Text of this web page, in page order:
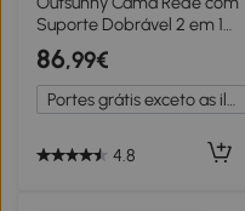
Suporte Dobrável 2 em 1
Estendal com Barra
Estrutura de Aço para
Jardim 270x100x94 cm
Azul e Verde
86,99€
Portes grátis exceto as ilhas
4.8